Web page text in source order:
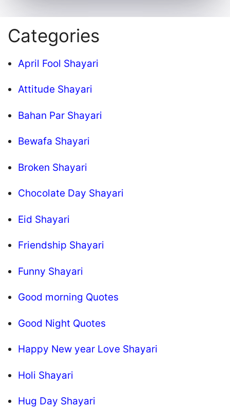
Categories
April Fool Shayari
Attitude Shayari
Bahan Par Shayari
Bewafa Shayari
Broken Shayari
Chocolate Day Shayari
Eid Shayari
Friendship Shayari
Funny Shayari
Good morning Quotes
Good Night Quotes
Happy New year Love Shayari
Holi Shayari
Hug Day Shayari